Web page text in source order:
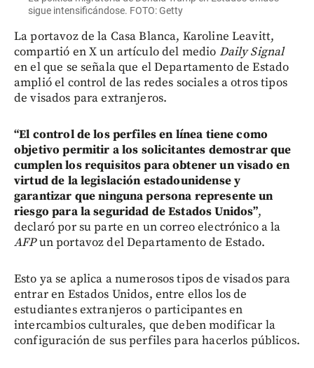
sigue intensificándose. FOTO: Getty
La portavoz de la Casa Blanca, Karoline Leavitt,
compartió en X un artículo del medio Daily Signal
en el que se señala que el Departamento de Estado
amplió el control de las redes sociales a otros tipos
de visados para extranjeros.
“El control de los perfiles en línea tiene como
objetivo permitir a los solicitantes demostrar que
cumplen los requisitos para obtener un visado en
virtud de la legislación estadounidense y
garantizar que ninguna persona represente un
riesgo para la seguridad de Estados Unidos”,
declaró por su parte en un correo electrónico a la
AFPun portavoz del Departamento de Estado.
Esto ya se aplica a numerosos tipos de visados para
entrar en Estados Unidos, entre ellos los de
estudiantes extranjeros o participantes en
intercambios culturales, que deben modificar la
configuración de sus perfiles para hacerlos públicos.